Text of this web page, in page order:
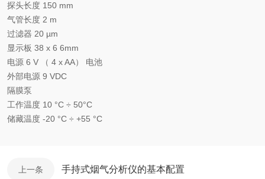
探头长度 150 mm
气管长度 2 m
过滤器 20 µm
显示板 38 x 6 6mm
电源 6 V （ 4 x AA） 电池
外部电源 9 VDC
隔膜泵
工作温度 10 °C ÷ 50°C
储藏温度 -20 °C ÷ +55 °C
上一条 手持式烟气分析仪的基本配置